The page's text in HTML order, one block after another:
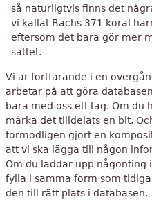
så naturligtvis finns det
vi kallat Bachs 371 koral
eftersom det bara gör mer
sättet.
Vi är fortfarande i en
arbetar på att göra
bära med oss ​​ett tag. Om du
märka det tilldelats en bit.
förmodligen gjort en
att vi ska lägga till någon
Om du laddar upp någonting
fylla i samma form som
den till rätt plats i databasen.